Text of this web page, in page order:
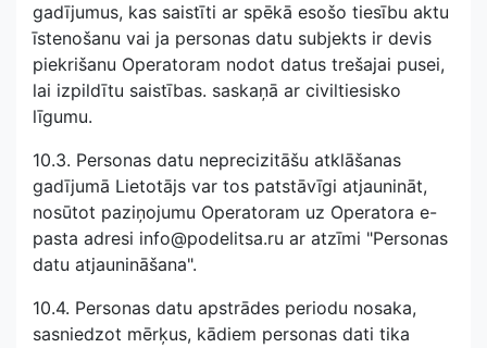
gadījumus, kas saistīti ar spēkā esošo tiesību aktu
īstenošanu vai ja personas datu subjekts ir devis
piekrišanu Operatoram nodot datus trešajai pusei,
lai izpildītu saistības. saskaņā ar civiltiesisko
līgumu.
10.3. Personas datu neprecizitāšu atklāšanas
gadījumā Lietotājs var tos patstāvīgi atjaunināt,
nosūtot paziņojumu Operatoram uz Operatora e-
pasta adresi info@podelitsa.ru ar atzīmi "Personas
datu atjaunināšana".
10.4. Personas datu apstrādes periodu nosaka,
sasniedzot mērķus, kādiem personas dati tika